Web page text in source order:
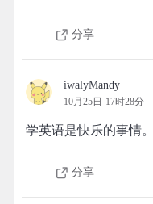
分享
iwalyMandy
10月25日 17时28分
学英语是快乐的事情。
分享